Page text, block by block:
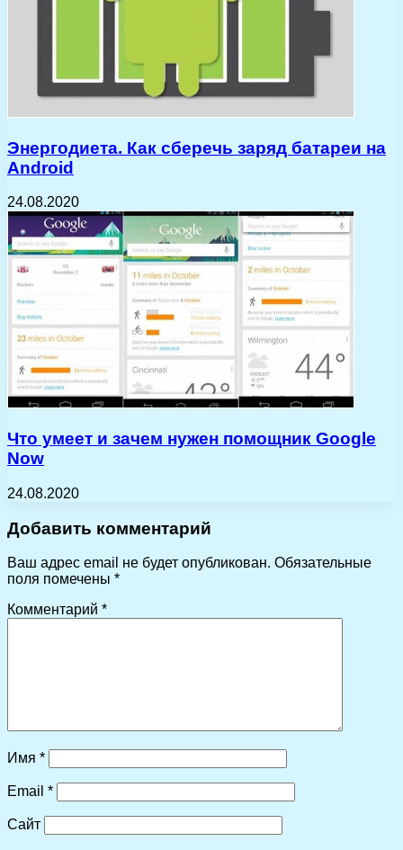
Энергодиета. Как сберечь заряд батареи на
Android
24.08.2020
Что умеет и зачем нужен помощник Google
Now
24.08.2020
Добавить комментарий
Ваш адрес email не будет опубликован. Обязательные
поля помечены *
Комментарий *
Имя *
Email *
Сайт